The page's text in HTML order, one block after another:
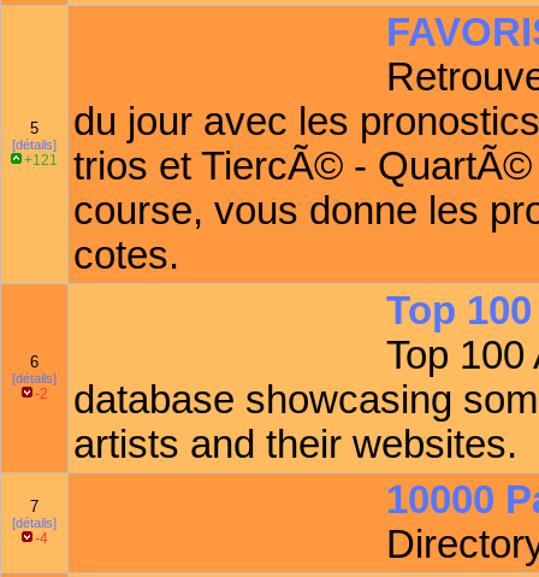
5
[détails]
+121
du jour avec les
trios et TiercÃ© -
course, vous donne les
cotes.
6
[détails]
-2
Top
Top
database showcasing
artists and their websites.
7
[détails]
-4
10000